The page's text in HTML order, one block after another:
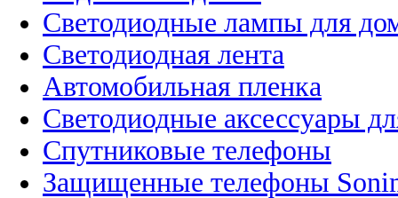
Светодиодные лампы для
Светодиодная лента
Автомобильная пленка
Светодиодные аксессуары
Спутниковые телефоны
Защищенные телефоны